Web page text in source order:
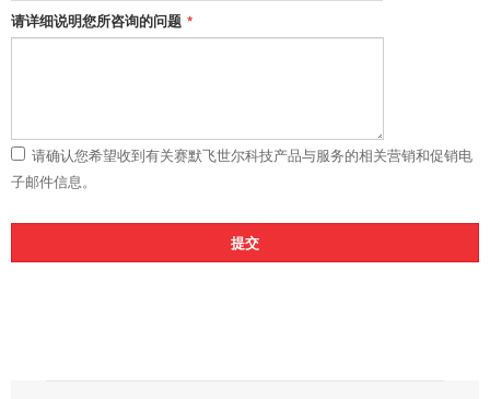
请详细说明您所咨询的问题 *
请确认您希望收到有关赛默飞世尔科技产品与服务的相关营销和促销电
子邮件信息。